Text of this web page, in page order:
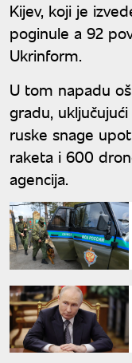
Kijev, koji je
poginule a 92
Ukrinform.
U tom napadu
gradu,
ruske snage
raketa i 600
agencija.